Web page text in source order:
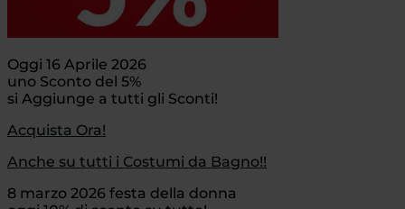
Oggi 16 Aprile 2026
uno Sconto del 5%
si Aggiunge a tutti gli Sconti!
Acquista Ora!
Anche su tutti i Costumi da Bagno!!
8 marzo 2026 festa della donna